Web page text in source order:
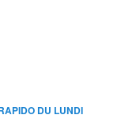
DU LUNDI